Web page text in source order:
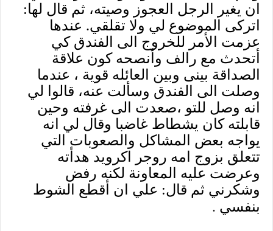
ان يغير الرجل العجوز وصيته، ثم قال لها:
اتركى الموضوع لي ولا تقلقي. عندها
عزمت الأمر للخروج الى الفندق كي
أتحدث مع رالف وأنصحه كون علاقة
الصداقة بينى وبين العائله قوية ، عندما
وصلت الى الفندق وسألت عنه، قالوا لي
انه وصل للتو ،صعدت الى غرفته وحين
قابلته كان يشطاط غاضبا وقال لي انه
يواجه بعض المشاكل والصعوبات التي
تتعلق بزوج امه روجر اكرويد هدأته
وعرضت عليه المعاونة لكنه رفض
وشكرني ثم قال: علي ان أقطع الشوط
بنفسي .